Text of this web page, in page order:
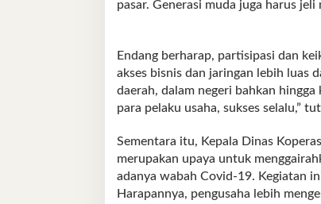
pasar. Generasi muda juga harus
Endang berharap, partisipasi dan
akses bisnis dan jaringan lebih luas
daerah, dalam negeri bahkan
para pelaku usaha, sukses selalu,”
Sementara itu, Kepala Dinas
merupakan upaya untuk
adanya wabah Covid-19. Kegiatan
Harapannya, pengusaha lebih